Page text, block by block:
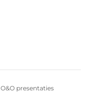
O&O presentaties